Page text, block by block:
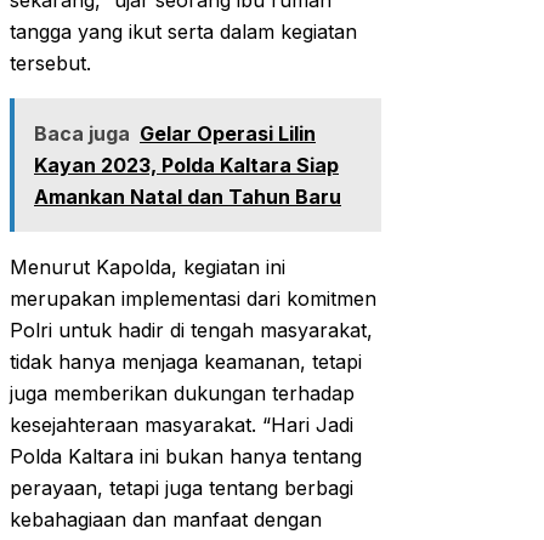
tangga yang ikut serta dalam kegiatan
tersebut.
Baca juga Gelar Operasi Lilin
Kayan 2023, Polda Kaltara Siap
Amankan Natal dan Tahun Baru
Menurut Kapolda, kegiatan ini
merupakan implementasi dari komitmen
Polri untuk hadir di tengah masyarakat,
tidak hanya menjaga keamanan, tetapi
juga memberikan dukungan terhadap
kesejahteraan masyarakat. “Hari Jadi
Polda Kaltara ini bukan hanya tentang
perayaan, tetapi juga tentang berbagi
kebahagiaan dan manfaat dengan